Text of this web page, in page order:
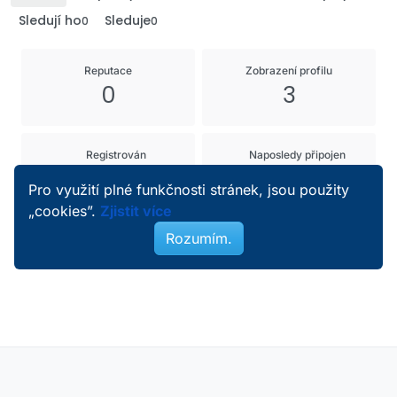
Sledují ho0 Sleduje0
Reputace
0
Zobrazení profilu
3
Registrován Naposledy připojen
Pro využití plné funkčnosti stránek, jsou použity
„cookies”. Zjistit více
Rozumím.